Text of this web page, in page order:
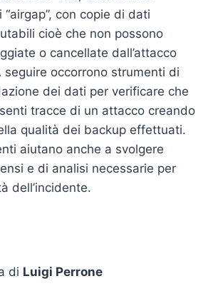
con copie di dati
cioè che non possono
o cancellate dall’attacco
seguire occorrono strumenti di
dei dati per verificare che
tracce di un attacco creando
qualità dei backup effettuati.
aiutano anche a svolgere
e di analisi necessarie per
dell’incidente.
di Luigi Perrone